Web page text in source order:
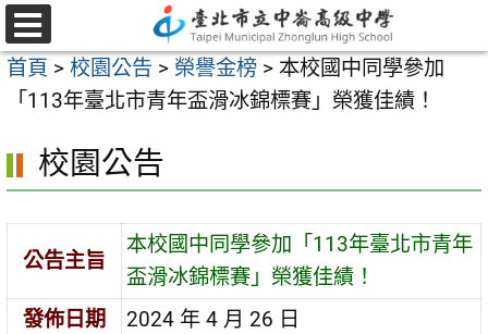
跳
至
主
容
選
單
首頁 > 校園公告 > 榮譽金榜 > 本校國中同學參加
「113年臺北市青年盃滑冰錦標賽」榮獲佳績！
校園公告
公告主旨
本校國中同學參加「113年臺北市青年
盃滑冰錦標賽」榮獲佳績！
發佈日期
2024 年 4 月 26 日